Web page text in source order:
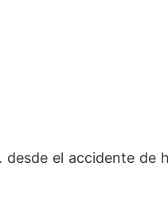
el accidente de